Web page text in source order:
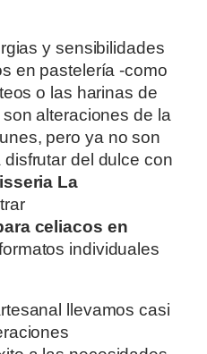
y sensibilidades
en pastelería -como
o las harinas de
alteraciones de la
pero ya no son
del dulce con
La
celiacos en
individuales
llevamos casi